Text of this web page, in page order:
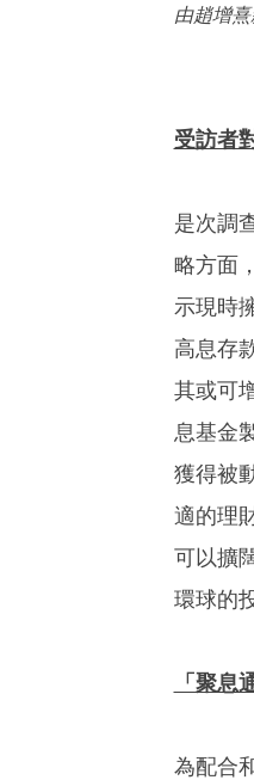
由趙增熹
受訪者
是次調
略方面
示現時
高息存
其或可
息基金
獲得被
適的理
可以擴
環球的
「聚息
為配合